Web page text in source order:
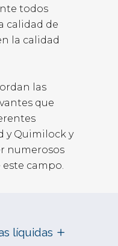
todos
calidad de
la calidad
las
que
y Quimilock y
numerosos
campo.
líquidas